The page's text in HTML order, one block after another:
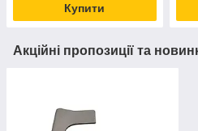
Купити
Акційні пропозиції та